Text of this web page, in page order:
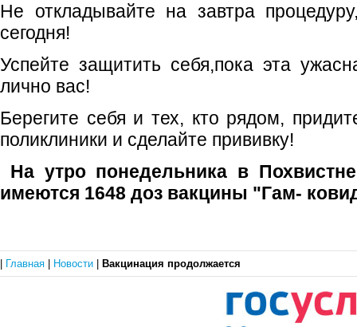
Не откладывайте на завтра
сегодня!
Успейте защитить себя,пока эта
лично вас!
Берегите себя и тех, кто рядом,
поликлиники и сделайте прививку!
На утро понедельника в
имеются 1648 доз вакцины "Гам-
Главная Новости Вакцинация продолжается